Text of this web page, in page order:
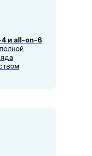
и all-on-6